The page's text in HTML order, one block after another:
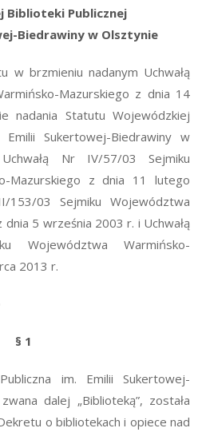
Biblioteki Publicznej
Biedrawiny w Olsztynie
w brzmieniu nadanym Uchwałą
Mazurskiego z dnia 14
nadania Statutu Wojewódzkiej
Sukertowej-Biedrawiny w
Nr IV/57/03 Sejmiku
Mazurskiego z dnia 11 lutego
153/03 Sejmiku Województwa
5 września 2003 r. i Uchwałą
Województwa Warmińsko-
2013 r.
§ 1
im. Emilii Sukertowej-
dalej „Biblioteką”, została
o bibliotekach i opiece nad